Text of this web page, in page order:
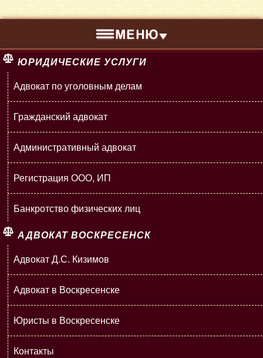
ЮРИДИЧЕСКИЕ УСЛУГИ
Адвокат по уголовным делам
Гражданский адвокат
Административный адвокат
Регистрация ООО, ИП
Банкротство физических лиц
АДВОКАТ ВОСКРЕСЕНСК
Адвокат Д.С. Кизимов
Адвокат в Воскресенске
Юристы в Воскресенске
Контакты